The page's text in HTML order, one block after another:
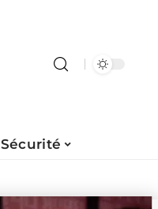
Sécurité